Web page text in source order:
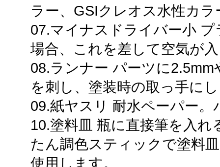
ラー、GSIクレオス水性カラ
07.マイナスドライバー小
場合、これを差して空気が
08.ランナー パーツに
を刺し、塗装時の取っ手に
09.紙ヤスリ 耐水ペーパー
10.塗料皿 瓶に直接筆を入
たん調色スティックで塗料
使用します。